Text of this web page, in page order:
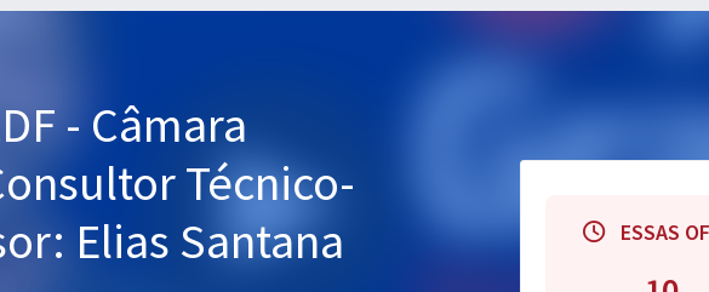
- Câmara
Técnico-
Elias Santana
ESSAS